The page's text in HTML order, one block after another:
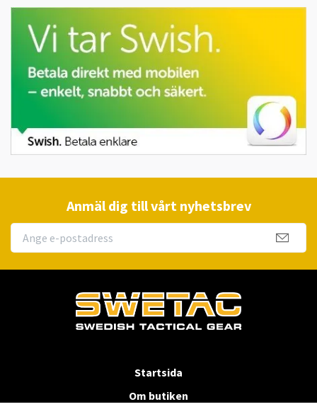
Anmäl dig till vårt nyhetsbrev
Startsida
Om butiken